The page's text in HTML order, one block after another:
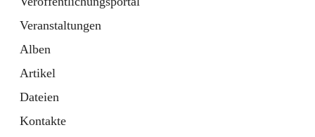
Veranstaltungen
Alben
Artikel
Dateien
Kontakte